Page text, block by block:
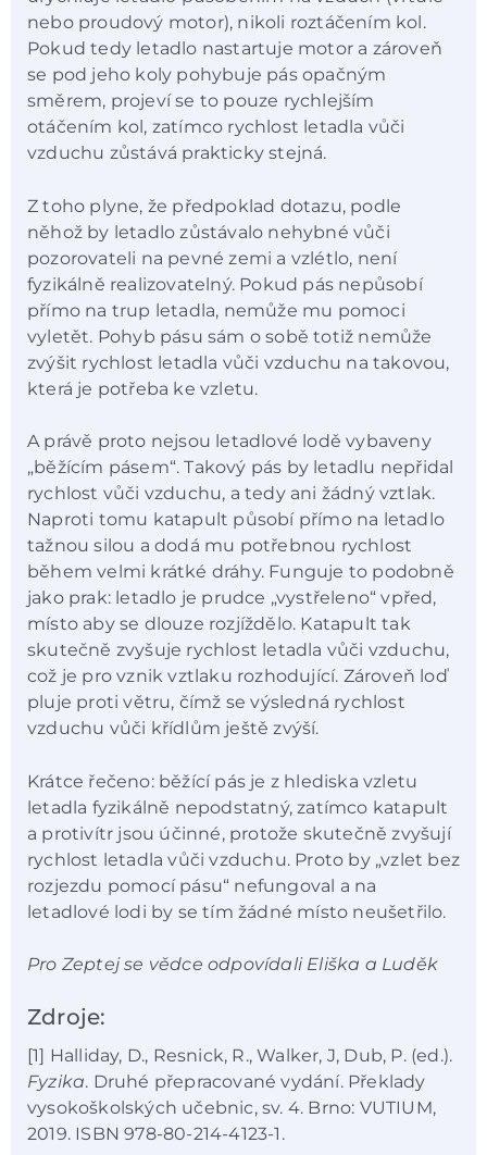
nebo proudový motor), nikoli roztáčením kol.
Pokud tedy letadlo nastartuje motor a zároveň
se pod jeho koly pohybuje pás opačným
směrem, projeví se to pouze rychlejším
otáčením kol, zatímco rychlost letadla vůči
vzduchu zůstává prakticky stejná.
Z toho plyne, že předpoklad dotazu, podle
něhož by letadlo zůstávalo nehybné vůči
pozorovateli na pevné zemi a vzlétlo, není
fyzikálně realizovatelný. Pokud pás nepůsobí
přímo na trup letadla, nemůže mu pomoci
vyletět. Pohyb pásu sám o sobě totiž nemůže
zvýšit rychlost letadla vůči vzduchu na takovou,
která je potřeba ke vzletu.
A právě proto nejsou letadlové lodě vybaveny
„běžícím pásem“. Takový pás by letadlu nepřidal
rychlost vůči vzduchu, a tedy ani žádný vztlak.
Naproti tomu katapult působí přímo na letadlo
tažnou silou a dodá mu potřebnou rychlost
během velmi krátké dráhy. Funguje to podobně
jako prak: letadlo je prudce „vystřeleno“ vpřed,
místo aby se dlouze rozjíždělo. Katapult tak
skutečně zvyšuje rychlost letadla vůči vzduchu,
což je pro vznik vztlaku rozhodující. Zároveň loď
pluje proti větru, čímž se výsledná rychlost
vzduchu vůči křídlům ještě zvýší.
Krátce řečeno: běžící pás je z hlediska vzletu
letadla fyzikálně nepodstatný, zatímco katapult
a protivítr jsou účinné, protože skutečně zvyšují
rychlost letadla vůči vzduchu. Proto by „vzlet bez
rozjezdu pomocí pásu“ nefungoval a na
letadlové lodi by se tím žádné místo neušetřilo.
Pro Zeptej se vědce odpovídali Eliška a Luděk
Zdroje:
[1] Halliday, D., Resnick, R., Walker, J, Dub, P. (ed.).
Fyzika. Druhé přepracované vydání. Překlady
vysokoškolských učebnic, sv. 4. Brno: VUTIUM,
2019. ISBN 978-80-214-4123-1.